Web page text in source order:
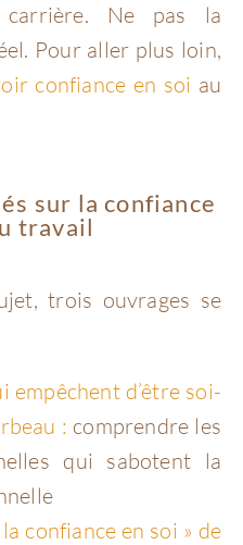
Ne pas la
Pour aller plus loin,
confiance en soi au
sur la confiance
travail
trois ouvrages se
empêchent d’être soi-
: comprendre les
qui sabotent la
confiance en soi » de